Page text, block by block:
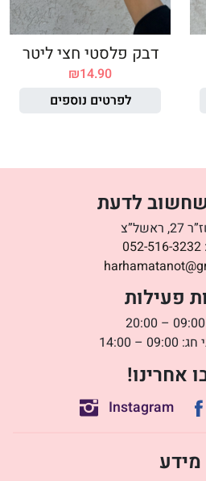
דבק פלסטי חצי ליטר
₪14.90
לפרטים נוספים
לדעת
052-516-3232
פעילות
– 14:00
אחרינו!
Instagram
מידע